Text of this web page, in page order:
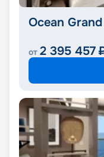
Ocean
от 2 395 457